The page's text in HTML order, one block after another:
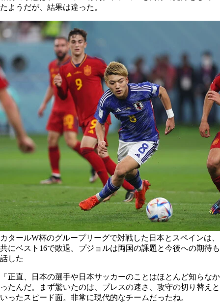
たようだが、結果は違った。
カタールW杯のグループリーグで対戦した日本とスペインは、
共にベスト16で敗退。プジョルは両国の課題と今後への期待も
話した
「正直、日本の選手や日本サッカーのことはほとんど知らなか
ったんだ。まず驚いたのは、プレスの速さ、攻守の切り替えと
いったスピード面。非常に現代的なチームだったね。